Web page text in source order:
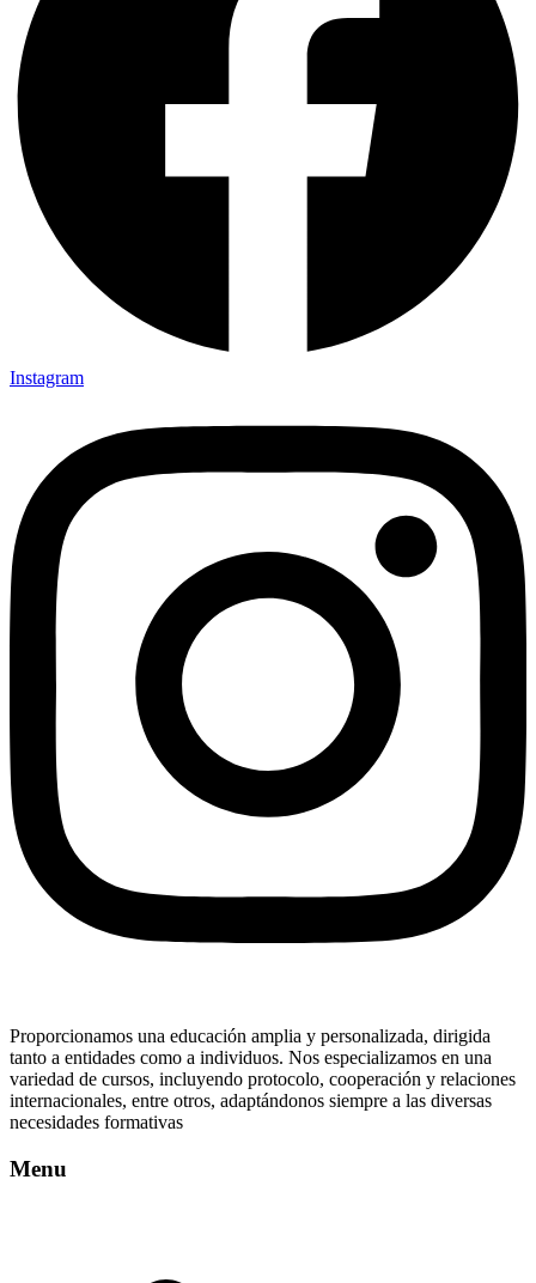
Instagram
Proporcionamos una educación amplia y personalizada, dirigida
tanto a entidades como a individuos. Nos especializamos en una
variedad de cursos, incluyendo protocolo, cooperación y relaciones
internacionales, entre otros, adaptándonos siempre a las diversas
necesidades formativas
Menu